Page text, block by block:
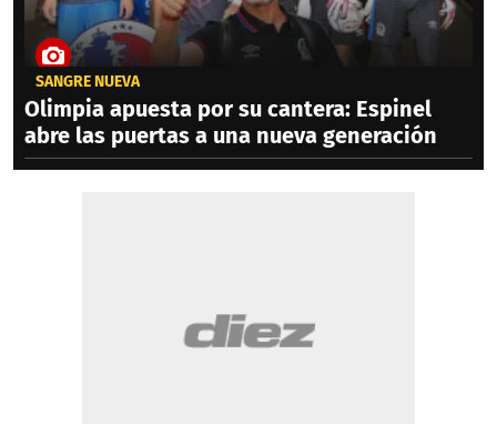
SANGRE NUEVA
Olimpia apuesta por su cantera: Espinel
abre las puertas a una nueva generación